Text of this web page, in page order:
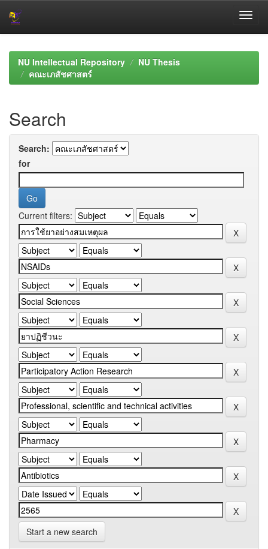
navigationNU Intellectual Repository
NU Thesis
คณะเภสัชศาสตร์
Search
Search:
for
Current filters:
Start a new search